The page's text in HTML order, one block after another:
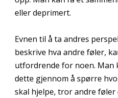
eller deprimert.
Evnen til å ta andres
beskrive hva andre føler,
utfordrende for noen. Man
dette gjennom å spørre
skal hjelpe, tror andre